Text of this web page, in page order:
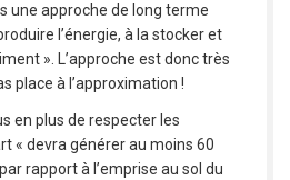
une approche de long terme
l’énergie, à la stocker et
». L’approche est donc très
place à l’approximation !
en plus de respecter les
« devra générer au moins 60
rapport à l’emprise au sol du